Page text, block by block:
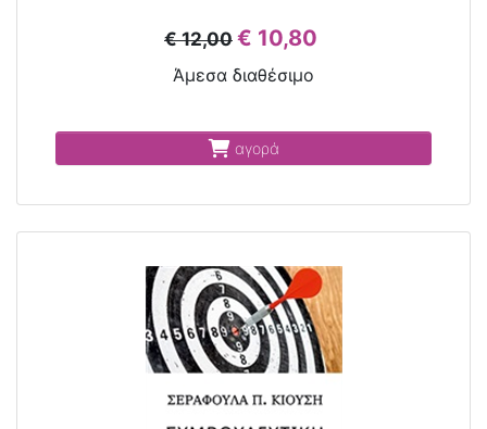
€ 12,00 € 10,80
Άμεσα διαθέσιμο
αγορά